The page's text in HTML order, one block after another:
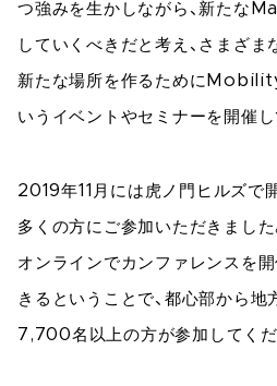
つ強みを生かしながら、新たな
していくべきだと考え、さまざま
新たな場所を作るために
いうイベントやセミナーを開催し
2019年11月には虎ノ門ヒルズで
多くの方にご参加いただきました
オンラインでカンファレンスを
きるということで、都心部から地
7,700名以上の方が参加してくだ